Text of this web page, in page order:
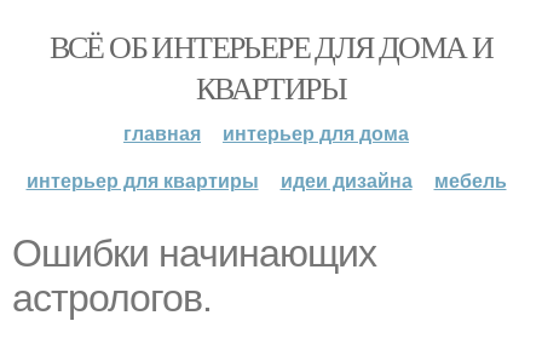
ВСЁ ОБ ИНТЕРЬЕРЕ ДЛЯ ДОМА И
КВАРТИРЫ
главная
интерьер для дома
интерьер для квартиры
идеи дизайна мебель
Ошибки начинающих
астрологов.